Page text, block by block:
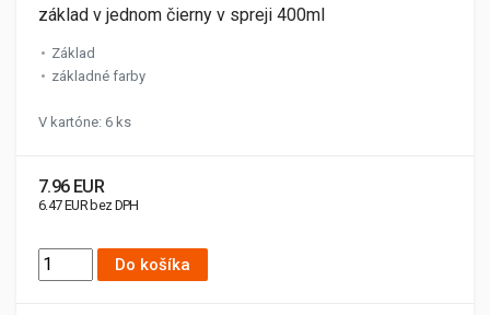
základ v jednom čierny v spreji 400ml
Základ
základné farby
V kartóne: 6 ks
7.96 EUR
6.47 EUR bez DPH
Do košíka